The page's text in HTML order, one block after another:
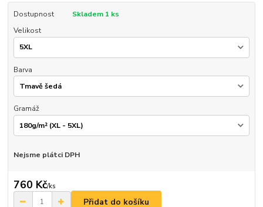
Dostupnost
Skladem 1 ks
Velikost
Barva
Gramáž
Nejsme plátci DPH
760 Kč/ks
Přidat do košíku